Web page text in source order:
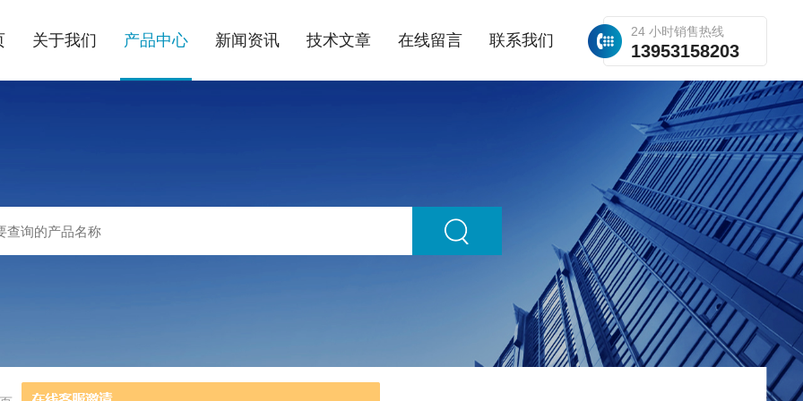
24 小时销售热线
13953158203
关于我们 产品中心 新闻资讯 技术文章 在线留言 联系我们